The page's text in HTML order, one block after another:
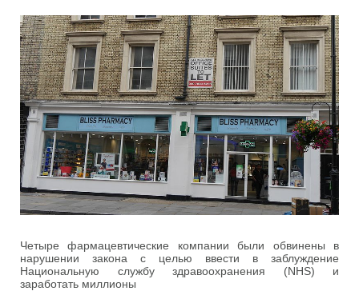
Четыре фармацевтические компании были обвинены в
нарушении закона с целью ввести в заблуждение
Национальную службу здравоохранения (NHS) и
заработать миллионы